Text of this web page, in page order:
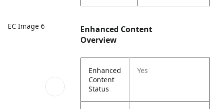
EC Image 6
Enhanced Content
Overview
Enhanced
Content
Status
Yes